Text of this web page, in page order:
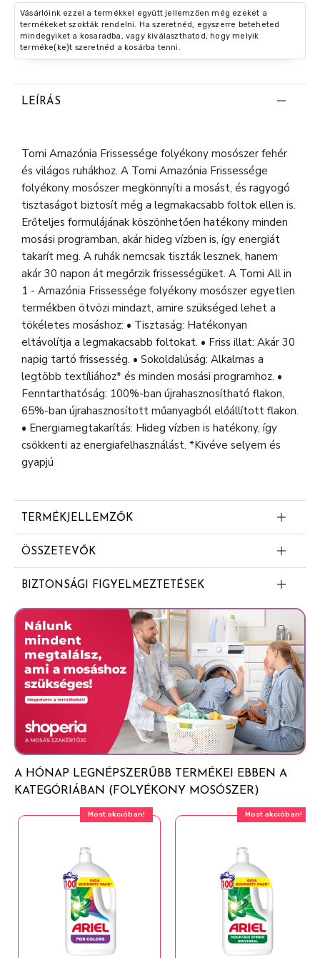
Vásárlóink ezzel a termékkel együtt jellemzően még ezeket a
termékeket szokták rendelni. Ha szeretnéd, egyszerre beteheted
mindegyiket a kosaradba, vagy kiválaszthatod, hogy melyik
terméke(ke)t szeretnéd a kosárba tenni.
LEÍRÁS
Tomi Amazónia Frissessége folyékony mosószer fehér
és világos ruhákhoz. A Tomi Amazónia Frissessége
folyékony mosószer megkönnyíti a mosást, és ragyogó
tisztaságot biztosít még a legmakacsabb foltok ellen is.
Erőteljes formulájának köszönhetően hatékony minden
mosási programban, akár hideg vízben is, így energiát
takarít meg. A ruhák nemcsak tiszták lesznek, hanem
akár 30 napon át megőrzik frissességüket. A Tomi All in
1 - Amazónia Frissessége folyékony mosószer egyetlen
termékben ötvözi mindazt, amire szükséged lehet a
tökéletes mosáshoz: • Tisztaság: Hatékonyan
eltávolítja a legmakacsabb foltokat. • Friss illat: Akár 30
napig tartó frissesség. • Sokoldalúság: Alkalmas a
legtöbb textíliához* és minden mosási programhoz. •
Fenntarthatóság: 100%-ban újrahasznosítható flakon,
65%-ban újrahasznosított műanyagból előállított flakon.
• Energiamegtakarítás: Hideg vízben is hatékony, így
csökkenti az energiafelhasználást. *Kivéve selyem és
gyapjú
TERMÉKJELLEMZŐK
Akár 30 napon át tartó frissesség
Tiszta
Friss
Hideg vízben hatékony
Legtöbb textíliához és minden programhoz
20-95°C
ÖSSZETEVŐK
5-15% anionos felületaktív anyagok
Enzimek
Illatanyagok (Citronellol, Geraniol, Hexyl Cinnamal,
Linalool, Amyl Salicylate, Terpineol, Tetramethyl
Acetyloctahydronaphthalenes)
Benzisothiazolinone
Optikai fehérítő
BIZTONSÁGI FIGYELMEZTETÉSEK
Folyékony mosószer fehér és világos ruhákhoz.
Figyelem. Súlyos szemirritációt okoz. 1,2-benzizotiazol-
3(2H)-ont tartalmaz. Allergiás reakciót válthat ki. Orvosi
tanácsadás esetén tartsa kéznél a termék edényét
vagy címkéjét. Gyermekektől elzárva tartandó.
Szemvédő használata kötelező. SZEMBE KERÜLÉS
ESETÉN: Több percig tartó óvatos öblítés vízzel. Adott
esetben a kontaktlencsék eltávolítása, ha könnyen
megoldható. Az öblítés folytatása. Ha a szemirritáció
nem múlik el: orvosi ellátást kell kérni.
A HÓNAP LEGNÉPSZERŰBB TERMÉKEI EBBEN A
KATEGÓRIÁBAN (FOLYÉKONY MOSÓSZER)
Most akcióban! Most akcióban!